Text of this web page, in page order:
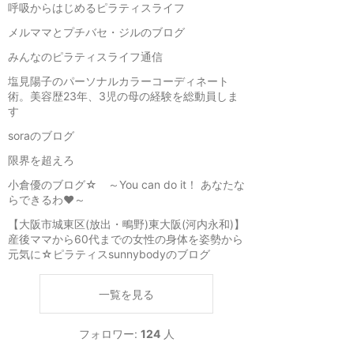
呼吸からはじめるピラティスライフ
メルママとプチバセ・ジルのブログ
みんなのピラティスライフ通信
塩見陽子のパーソナルカラーコーディネート
術。美容歴23年、3児の母の経験を総動員しま
す
soraのブログ
限界を超えろ
小倉優のブログ☆ ～You can do it！ あなたな
らできるわ♥～
【大阪市城東区(放出・鴫野)東大阪(河内永和)】
産後ママから60代までの女性の身体を姿勢から
元気に☆ピラティスsunnybodyのブログ
一覧を見る
フォロワー: 124 人